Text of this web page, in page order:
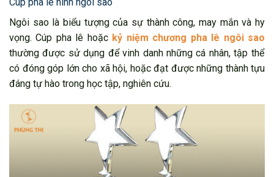
Ngôi sao là biểu tượng của sự thành công, may mắn và hy
vọng. Cúp pha lê hoặc kỷ niệm chương pha lê ngôi sao
thường được sử dụng để vinh danh những cá nhân, tập thể
có đóng góp lớn cho xã hội, hoặc đạt được những thành tựu
đáng tự hào trong học tập, nghiên cứu.